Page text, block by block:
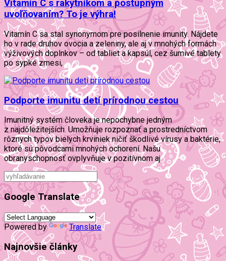
Vitamín C s rakytníkom a postupným
uvoľňovaním? To je výhra!
Vitamín C sa stal synonymom pre posilnenie imunity. Nájdete
ho v rade druhov ovocia a zeleniny, ale aj v mnohých formách
výživových doplnkov – od tabliet a kapsúl, cez šumivé tablety
po sypké zmesi,
Podporte imunitu detí prírodnou cestou
Imunitný systém človeka je nepochybne jedným
z najdôležitejších. Umožňuje rozpoznať a prostredníctvom
rôznych typov bielych krviniek ničiť škodlivé vírusy a baktérie,
ktoré sú pôvodcami mnohých ochorení. Našu
obranyschopnosť ovplyvňuje v pozitívnom aj
Google Translate
Powered by Translate
Najnovšie články